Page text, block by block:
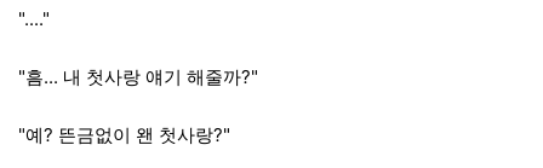
"...."
"흠... 내 첫사랑 얘기 해줄까?"
"예? 뜬금없이 왠 첫사랑?"